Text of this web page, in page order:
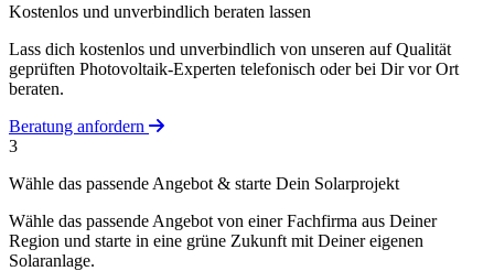
Kostenlos und unverbindlich beraten lassen
Lass dich kostenlos und unverbindlich von unseren auf Qualität
geprüften Photovoltaik-Experten telefonisch oder bei Dir vor Ort
beraten.
Beratung anfordern
3
Wähle das passende Angebot & starte Dein Solarprojekt
Wähle das passende Angebot von einer Fachfirma aus Deiner
Region und starte in eine grüne Zukunft mit Deiner eigenen
Solaranlage.